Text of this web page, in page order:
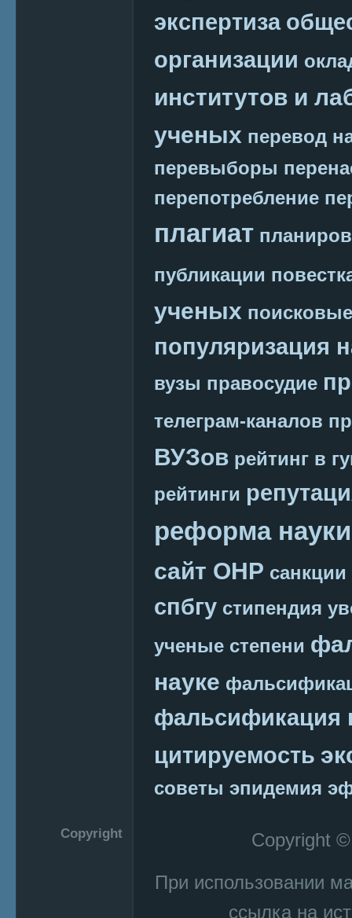
экспертиза
организации
институтов и
ученых перевод
перевыборы
перепотребление
плагиат
публикации
ученых
популяризация
вузы правосудие
телеграм-каналов
ВУЗов рейтинг в
рейтинги
реформа науки
сайт ОНР санкции
спбгу стипендия
ученые степени
науке
фальсификация
цитируемость
советы эпидемия
Copyright
Copyright
При использовании
ссылка на